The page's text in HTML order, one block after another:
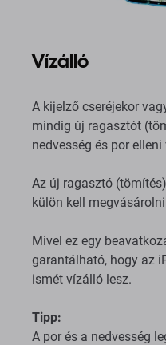
Vízálló
A kijelző cseréjekor
mindig új ragasztót
nedvesség és por elleni
Az új ragasztó
külön kell
Mivel ez egy
garantálható, hogy az
ismét vízálló lesz.
Tipp:
A por és a nedvesség